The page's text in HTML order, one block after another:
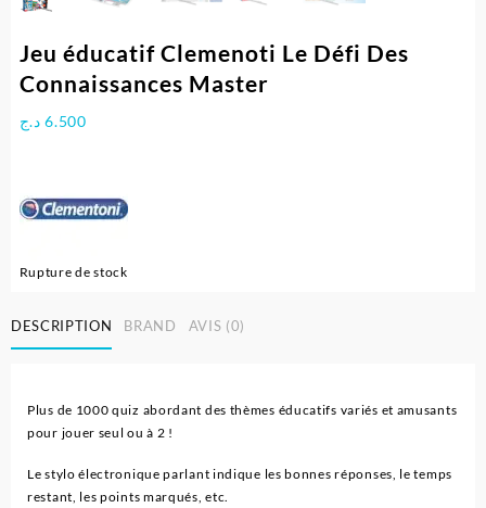
Jeu éducatif Clemenoti Le Défi Des
Connaissances Master
6.500 د.ج
Rupture de stock
DESCRIPTION BRAND AVIS (0)
Plus de 1000 quiz abordant des thèmes éducatifs variés et amusants
pour jouer seul ou à 2 !
Le stylo électronique parlant indique les bonnes réponses, le temps
restant, les points marqués, etc.